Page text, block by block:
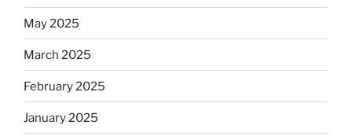
May 2025
March 2025
February 2025
January 2025